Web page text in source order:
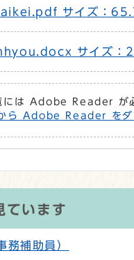
サイズ：
サイズ：
には Adobe Reader が
ら Adobe Reader をダ
ています
補助員）